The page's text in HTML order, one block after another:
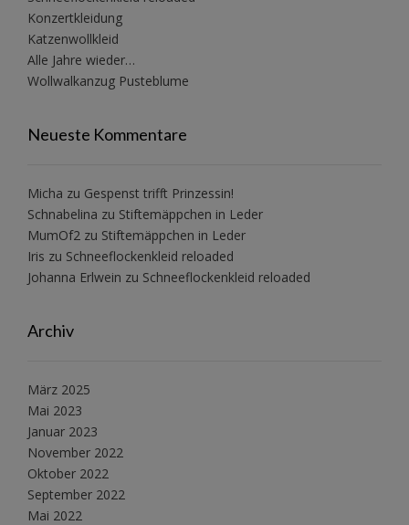
Konzertkleidung
Katzenwollkleid
Alle Jahre wieder…
Wollwalkanzug Pusteblume
Neueste Kommentare
Micha zu Gespenst trifft Prinzessin!
Schnabelina zu Stiftemäppchen in Leder
MumOf2 zu Stiftemäppchen in Leder
Iris zu Schneeflockenkleid reloaded
Johanna Erlwein zu Schneeflockenkleid reloaded
Archiv
März 2025
Mai 2023
Januar 2023
November 2022
Oktober 2022
September 2022
Mai 2022